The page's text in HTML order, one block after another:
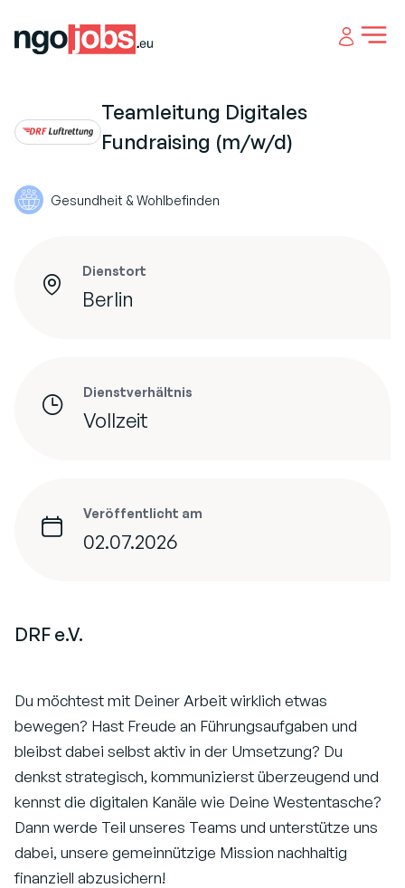
Open
Teamleitung Digitales
Fundraising (m/w/d)
Gesundheit & Wohlbefinden
Dienstort
Berlin
Dienstverhältnis
Vollzeit
Veröffentlicht am
02.07.2026
DRF e.V.
Du möchtest mit Deiner Arbeit wirklich etwas
bewegen? Hast Freude an Führungsaufgaben und
bleibst dabei selbst aktiv in der Umsetzung? Du
denkst strategisch, kommunizierst überzeugend und
kennst die digitalen Kanäle wie Deine Westentasche?
Dann werde Teil unseres Teams und unterstütze uns
dabei, unsere gemeinnützige Mission nachhaltig
finanziell abzusichern!